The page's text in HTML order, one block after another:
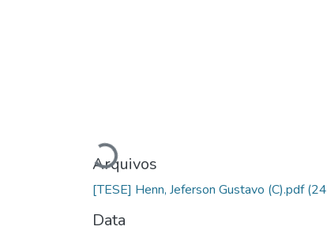
Carregando...
Arquivos
[TESE] Henn, Jeferson Gustavo (C).pdf
Data